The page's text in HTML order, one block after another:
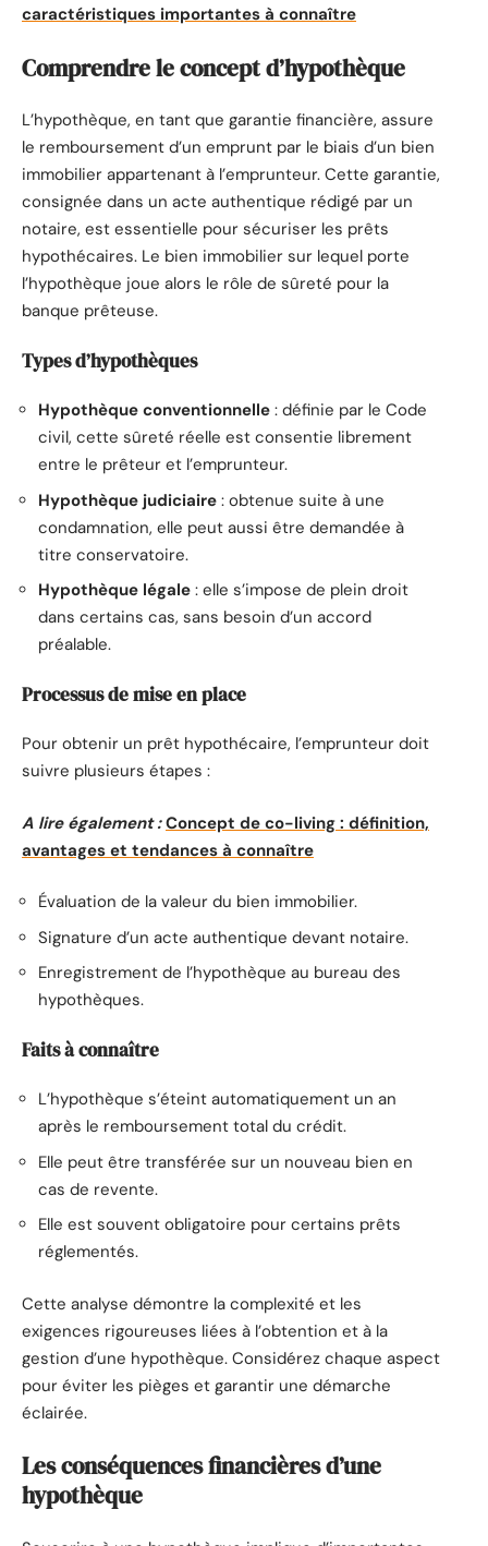
caractéristiques importantes à connaître
Comprendre le concept d’hypothèque
L’hypothèque, en tant que garantie financière, assure
le remboursement d’un emprunt par le biais d’un bien
immobilier appartenant à l’emprunteur. Cette garantie,
consignée dans un acte authentique rédigé par un
notaire, est essentielle pour sécuriser les prêts
hypothécaires. Le bien immobilier sur lequel porte
l’hypothèque joue alors le rôle de sûreté pour la
banque prêteuse.
Types d’hypothèques
Hypothèque conventionnelle : définie par le Code
civil, cette sûreté réelle est consentie librement
entre le prêteur et l’emprunteur.
Hypothèque judiciaire : obtenue suite à une
condamnation, elle peut aussi être demandée à
titre conservatoire.
Hypothèque légale : elle s’impose de plein droit
dans certains cas, sans besoin d’un accord
préalable.
Processus de mise en place
Pour obtenir un prêt hypothécaire, l’emprunteur doit
suivre plusieurs étapes :
A lire également : Concept de co-living : définition,
avantages et tendances à connaître
Évaluation de la valeur du bien immobilier.
Signature d’un acte authentique devant notaire.
Enregistrement de l’hypothèque au bureau des
hypothèques.
Faits à connaître
L’hypothèque s’éteint automatiquement un an
après le remboursement total du crédit.
Elle peut être transférée sur un nouveau bien en
cas de revente.
Elle est souvent obligatoire pour certains prêts
réglementés.
Cette analyse démontre la complexité et les
exigences rigoureuses liées à l’obtention et à la
gestion d’une hypothèque. Considérez chaque aspect
pour éviter les pièges et garantir une démarche
éclairée.
Les conséquences financières d’une
hypothèque